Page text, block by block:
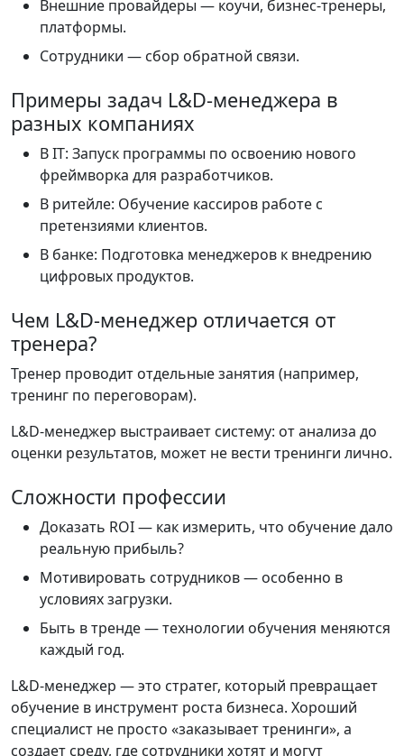
Внешние провайдеры — коучи, бизнес-тренеры,
платформы.
Сотрудники — сбор обратной связи.
Примеры задач L&D-менеджера в
разных компаниях
В IT: Запуск программы по освоению нового
фреймворка для разработчиков.
В ритейле: Обучение кассиров работе с
претензиями клиентов.
В банке: Подготовка менеджеров к внедрению
цифровых продуктов.
Чем L&D-менеджер отличается от
тренера?
Тренер проводит отдельные занятия (например,
тренинг по переговорам).
L&D-менеджер выстраивает систему: от анализа до
оценки результатов, может не вести тренинги лично.
Сложности профессии
Доказать ROI — как измерить, что обучение дало
реальную прибыль?
Мотивировать сотрудников — особенно в
условиях загрузки.
Быть в тренде — технологии обучения меняются
каждый год.
L&D-менеджер — это стратег, который превращает
обучение в инструмент роста бизнеса. Хороший
специалист не просто «заказывает тренинги», а
создает среду, где сотрудники хотят и могут